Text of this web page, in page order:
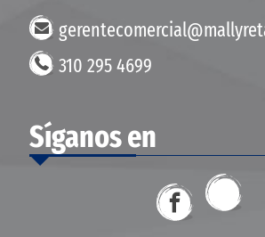
310 295 4699
Síganos en